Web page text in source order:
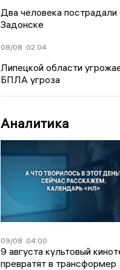
Два человека
Задонске
08/08 02:04
Липецкой области
БПЛА угроза
Аналитика
09/08 04:00
9 августа культовый
превратят в трансформер